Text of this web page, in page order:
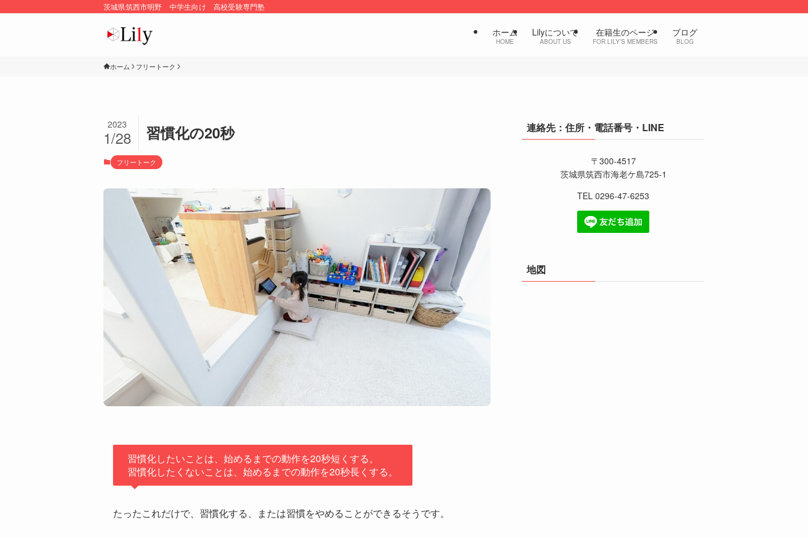
茨城県筑西市明野 中学生向け 高校受験専門塾
ホーム
HOME
Lilyについて
ABOUT US
在籍生のページ
FOR LILY’S MEMBERS
ブログ
BLOG
ホーム フリートーク
習慣化の20秒
2023
1/28
フリートーク
習慣化したいことは、始めるまでの動作を20秒短くする。
習慣化したくないことは、始めるまでの動作を20秒長くする。
たったこれだけで、習慣化する、または習慣をやめることができるそうです。
連絡先：住所・電話番号・LINE
〒300-4517
茨城県筑西市海老ケ島725-1
TEL 0296-47-6253
地図